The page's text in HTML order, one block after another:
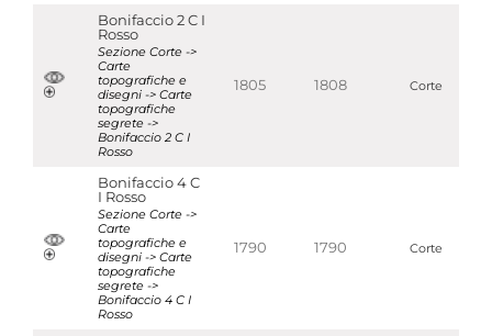
Bonifaccio 2 C I
Rosso
Sezione Corte ->
Carte
topografiche e
disegni -> Carte
topografiche
segrete ->
Bonifaccio 2 C I
Rosso
1805 1808 Corte
Bonifaccio 4 C
I Rosso
Sezione Corte ->
Carte
topografiche e
disegni -> Carte
topografiche
segrete ->
Bonifaccio 4 C I
Rosso
1790 1790 Corte